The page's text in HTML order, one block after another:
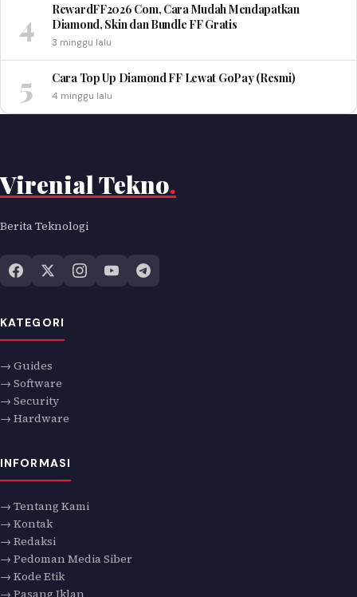
4
RewardFF2026 Com, Cara Mudah Mendapatkan
Diamond, Skin dan Bundle FF Gratis
3 minggu lalu
5 Cara Top Up Diamond FF Lewat GoPay (Resmi)
4 minggu lalu
Virenial Tekno.
Berita Teknologi
KATEGORI
→ Guides
→ Software
→ Security
→ Hardware
INFORMASI
→ Tentang Kami
→ Kontak
→ Redaksi
→ Pedoman Media Siber
→ Kode Etik
→ Pasang Iklan